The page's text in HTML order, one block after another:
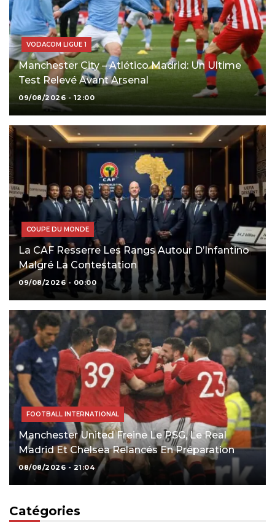
VODACOM LIGUE 1
Manchester City – Atlético Madrid: Un Ultime
Test Relevé Avant Arsenal
09/08/2026 - 12:00
COUPE DU MONDE
La CAF Resserre Les Rangs Autour D’Infantino
Malgré La Contestation
09/08/2026 - 00:00
FOOTBALL INTERNATIONAL
Manchester United Freine Le PSG, Le Real
Madrid Et Chelsea Relancés En Préparation
08/08/2026 - 21:04
Catégories